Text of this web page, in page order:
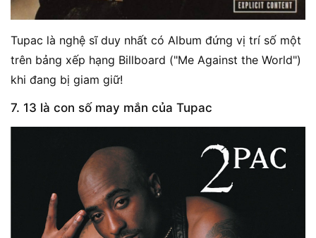
Tupac là nghệ sĩ duy nhất có Album đứng vị trí số một
trên bảng xếp hạng Billboard ("Me Against the World")
khi đang bị giam giữ!
7. 13 là con số may mắn của Tupac